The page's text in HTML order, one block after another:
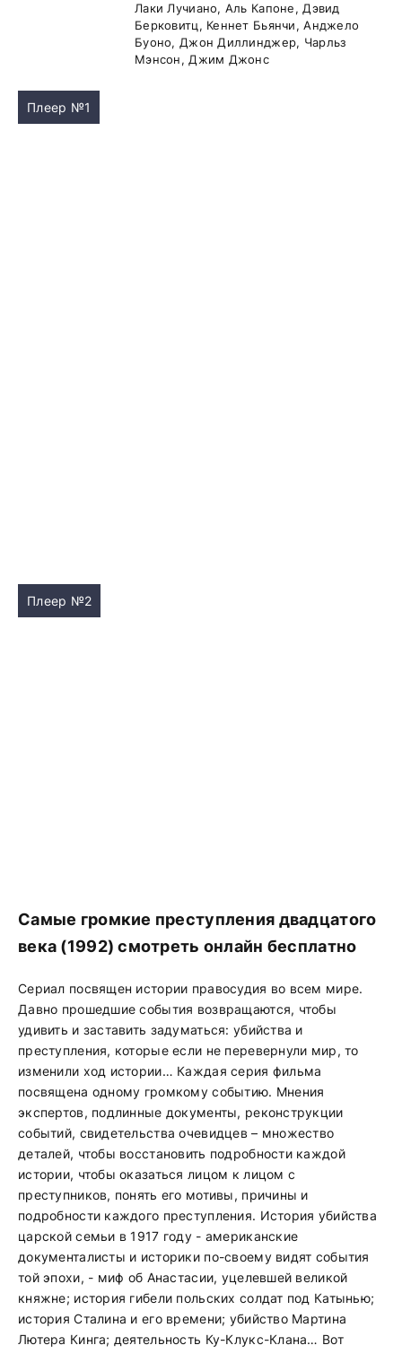
Лаки Лучиано, Аль Капоне, Дэвид
Берковитц, Кеннет Бьянчи, Анджело
Буоно, Джон Диллинджер, Чарльз
Мэнсон, Джим Джонс
Плеер №1
Плеер №2
Самые громкие преступления двадцатого
века (1992) смотреть онлайн бесплатно
Сериал посвящен истории правосудия во всем мире.
Давно прошедшие события возвращаются, чтобы
удивить и заставить задуматься: убийства и
преступления, которые если не перевернули мир, то
изменили ход истории… Каждая серия фильма
посвящена одному громкому событию. Мнения
экспертов, подлинные документы, реконструкции
событий, свидетельства очевидцев – множество
деталей, чтобы восстановить подробности каждой
истории, чтобы оказаться лицом к лицом с
преступников, понять его мотивы, причины и
подробности каждого преступления. История убийства
царской семьи в 1917 году - американские
документалисты и историки по-своему видят события
той эпохи, - миф об Анастасии, уцелевшей великой
княжне; история гибели польских солдат под Катынью;
история Сталина и его времени; убийство Мартина
Лютера Кинга; деятельность Ку-Клукс-Клана… Вот